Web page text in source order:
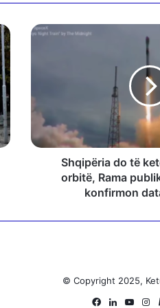
S
a
k
Shqipëria do të
orbitë, Rama
konfirmon
© Copyright 2025,
Facebook
LinkedIn